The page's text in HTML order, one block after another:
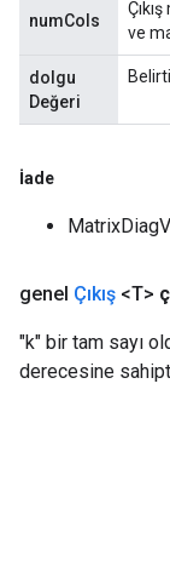
numCols
ve
dolgu
Değeri
İade
genel Çıkış <T>
"k" bir tam sayı
derecesine